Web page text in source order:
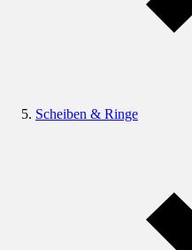
Scheiben & Ringe